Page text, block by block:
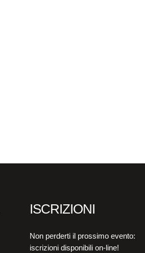
ISCRIZIONI
Non perderti il prossimo evento:
iscrizioni disponibili on-line!